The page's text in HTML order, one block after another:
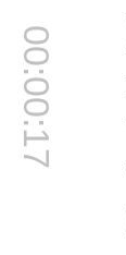
00:00:17